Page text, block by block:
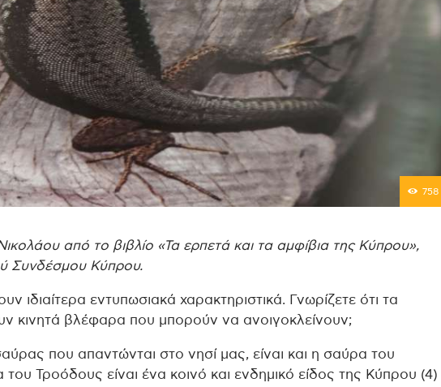
758
από το βιβλίο «Τα ερπετά και τα αμφίβια της Κύπρου»,
Συνδέσμου Κύπρου.
ιδιαίτερα εντυπωσιακά χαρακτηριστικά. Γνωρίζετε ότι τα
κινητά βλέφαρα που μπορούν να ανοιγοκλείνουν;
που απαντώνται στο νησί μας, είναι και η σαύρα του
Τροόδους είναι ένα κοινό και ενδημικό είδος της Κύπρου (4)